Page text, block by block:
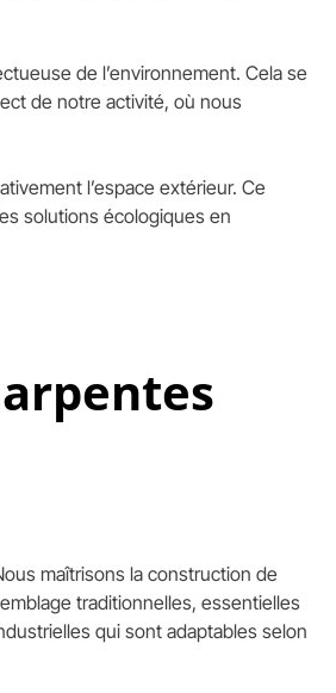
de l’environnement. Cela se
de notre activité, où nous
l’espace extérieur. Ce
solutions écologiques en
maîtrisons la construction de
traditionnelles, essentielles
qui sont adaptables selon